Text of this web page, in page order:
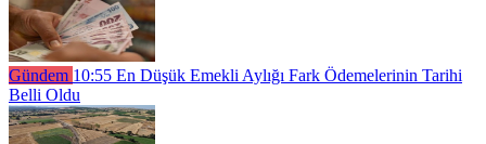
Gündem 10:55 En Düşük Emekli Aylığı Fark Ödemelerinin Tarihi
Belli Oldu